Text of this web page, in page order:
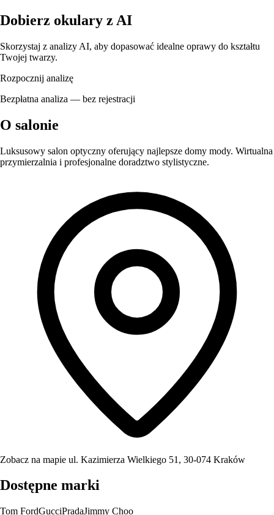
Dobierz okulary z AI
Skorzystaj z analizy AI, aby dopasować idealne oprawy do kształtu
Twojej twarzy.
Rozpocznij analizę
Bezpłatna analiza — bez rejestracji
O salonie
Luksusowy salon optyczny oferujący najlepsze domy mody. Wirtualna
przymierzalnia i profesjonalne doradztwo stylistyczne.
Zobacz na mapie ul. Kazimierza Wielkiego 51, 30-074 Kraków
Dostępne marki
Tom FordGucciPradaJimmy Choo